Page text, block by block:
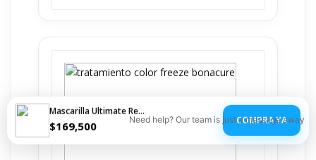
Mascarilla Ultimate Repair Wella
$169,500 COMPRA YA
Need help? Our team is just a message away